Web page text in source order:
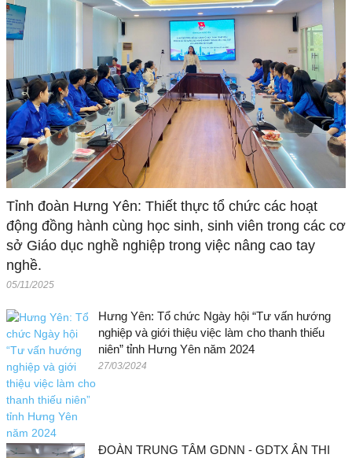
Tỉnh đoàn Hưng Yên: Thiết thực tổ chức các hoạt
động đồng hành cùng học sinh, sinh viên trong các cơ
sở Giáo dục nghề nghiệp trong việc nâng cao tay
nghề.
05/11/2025
Hưng Yên: Tổ chức Ngày hội “Tư vấn hướng
nghiệp và giới thiệu việc làm cho thanh thiếu
niên” tỉnh Hưng Yên năm 2024
27/03/2024
ĐOÀN TRUNG TÂM GDNN - GDTX ÂN THI